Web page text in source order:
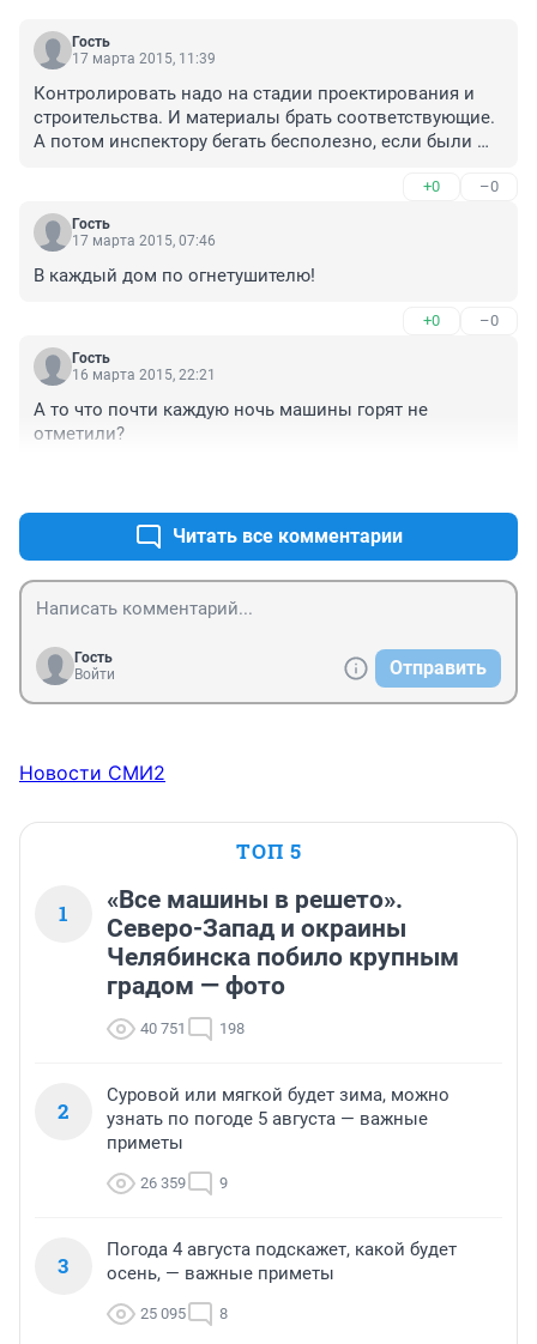
Гость
17 марта 2015, 11:39
Контролировать надо на стадии проектирования и
строительства. И материалы брать соответствующие.
А потом инспектору бегать бесполезно, если были
+0 –0
Гость
17 марта 2015, 07:46
В каждый дом по огнетушителю!
+0 –0
Гость
16 марта 2015, 22:21
А то что почти каждую ночь машины горят не
отметили?
Читать все комментарии
Гость
Войти
Отправить
Новости СМИ2
ТОП 5
1
«Все машины в решето».
Северо-Запад и окраины
Челябинска побило крупным
градом — фото
40 751 198
2
Суровой или мягкой будет зима, можно
узнать по погоде 5 августа — важные
приметы
26 359 9
3
Погода 4 августа подскажет, какой будет
осень, — важные приметы
25 095 8